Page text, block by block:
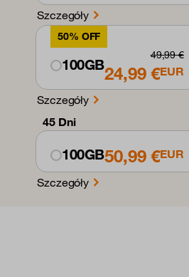
Szczegóły
50% OFF
100GB
49,99 €
24,99 €EUR
Szczegóły
45 Dni
100GB50,99 €EUR
Szczegóły